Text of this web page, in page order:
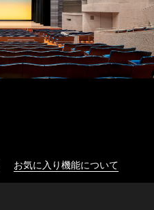
お気に入り機能について